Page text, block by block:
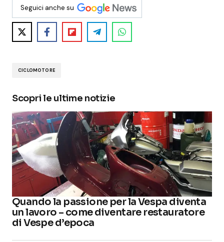
Seguici anche su
CICLOMOTORE
Scopri le ultime notizie
Quando la passione per la Vespa diventa
un lavoro – come diventare restauratore
di Vespe d’epoca